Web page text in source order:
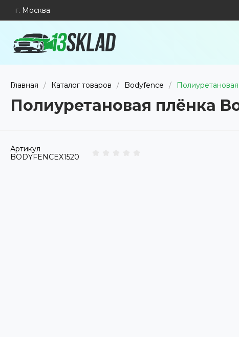
г. Москва
Главная / Каталог товаров / Bodyfence /
Полиуретановая плёнка
Артикул
BODYFENCEX1520